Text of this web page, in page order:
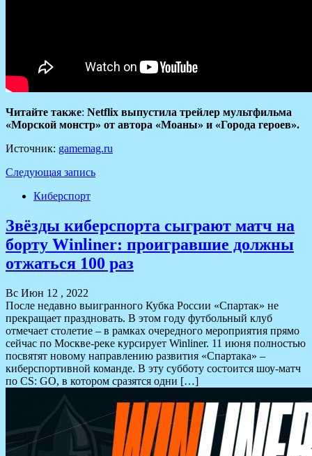
Читайте также: Netflix выпустила трейлер мультфильма
«Морской монстр» от автора «Моаны» и «Города героев».
Источник: gamemag.ru
Следующая запись
Киберспорт
Звёзды киберспорта сыграют матч на
борту Winliner: проигравшие должны
отжаться 100 раз
Вс Июн 12 , 2022
После недавно выигранного Кубка России «Спартак» не
прекращает праздновать. В этом году футбольный клуб
отмечает столетие – в рамках очередного мероприятия прямо
сейчас по Москве-реке курсирует Winliner. 11 июня полностью
посвятят новому направлению развития «Спартака» –
киберспортивной команде. В эту субботу состоится шоу-матч
по CS: GO, в котором сразятся одни […]